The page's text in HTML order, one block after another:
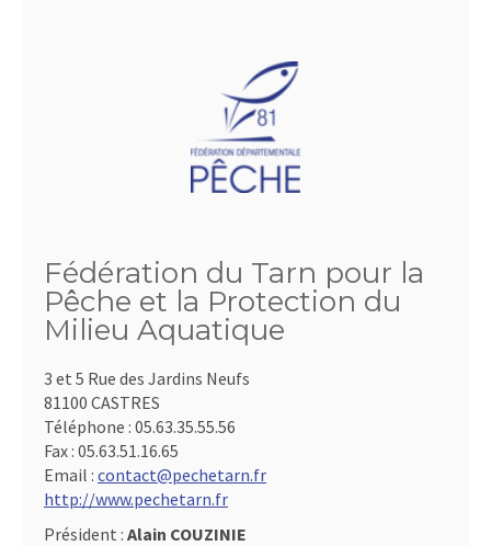
Fédération du Tarn pour la
Pêche et la Protection du
Milieu Aquatique
3 et 5 Rue des Jardins Neufs
81100 CASTRES
Téléphone : 05.63.35.55.56
Fax : 05.63.51.16.65
Email : contact@pechetarn.fr
http://www.pechetarn.fr
Président : Alain COUZINIE